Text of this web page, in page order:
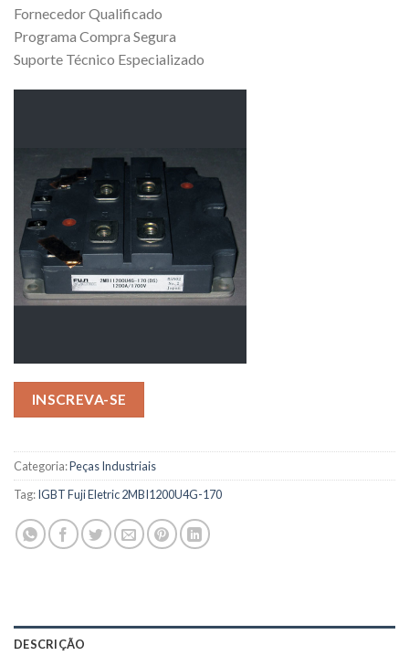
Fornecedor Qualificado
Programa Compra Segura
Suporte Técnico Especializado
INSCREVA-SE
Categoria:Peças Industriais
Tag:IGBT Fuji Eletric 2MBI1200U4G-170
DESCRIÇÃO